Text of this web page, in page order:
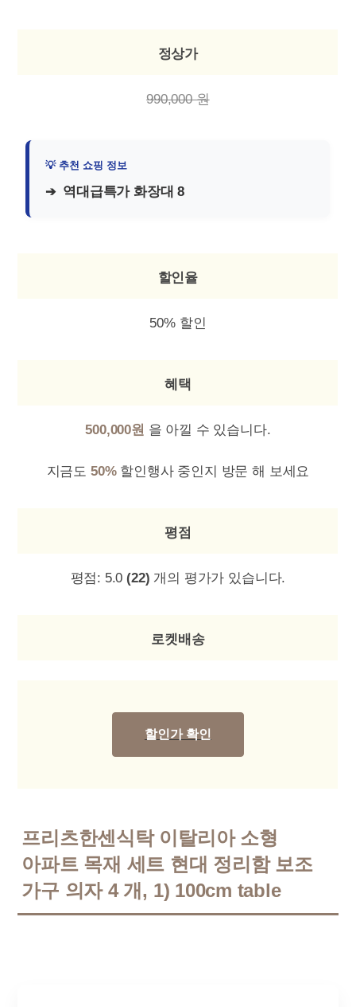
정상가
990,000 원
역대급특가 화장대 8
할인율
50% 할인
혜택
500,000원 을 아낄 수 있습니다.
지금도 50%할인행사 중인지 방문 해 보세요
평점
평점: 5.0 (22) 개의 평가가 있습니다.
로켓배송
할인가 확인
프리츠한센식탁 이탈리아 소형
아파트 목재 세트 현대 정리함 보조
가구 의자 4 개, 1) 100cm table